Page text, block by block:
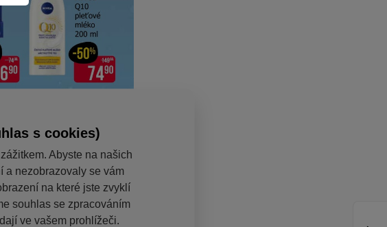
s cookies)
Abyste na našich
a nezobrazovaly se vám
na které jste zvyklí
souhlas se zpracováním
ve vašem prohlížeči.